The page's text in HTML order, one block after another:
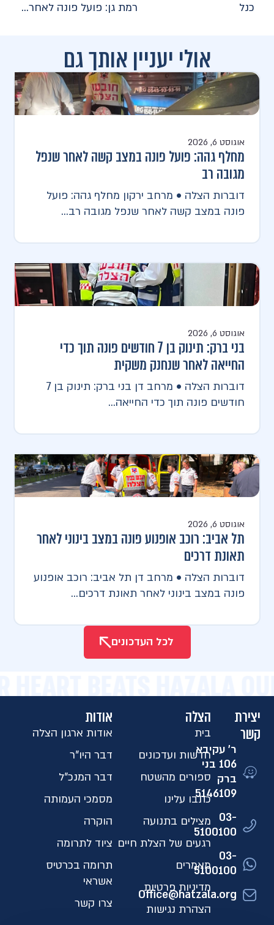
כנל
רמת גן: פועל פונה לאחר שאצבעותיו נקטעו ממסור דיסק
אולי יעניין אותך גם
אוגוסט 6, 2026
מחלף גהה: פועל פונה במצב קשה לאחר שנפל
מגובה רב
דוברות הצלה • מרחב ירקון מחלף גהה: פועל
פונה במצב קשה לאחר שנפל מגובה רב...
אוגוסט 6, 2026
בני ברק: תינוק בן 7 חודשים פונה תוך כדי
החייאה לאחר שנחנק משקית
דוברות הצלה • מרחב דן בני ברק: תינוק בן 7
חודשים פונה תוך כדי החייאה...
אוגוסט 6, 2026
תל אביב: רוכב אופנוע פונה במצב בינוני לאחר
תאונת דרכים
דוברות הצלה • מרחב דן תל אביב: רוכב אופנוע
פונה במצב בינוני לאחר תאונת דרכים...
לכל העדכונים
HEART BEATS HAZALA
יצירת
קשר
ר' עקיבא
106 בני
ברק
5146109​
03-
5100100
03-
5100100
Office@hatzala.org
הצלה
בית
חדשות ועדכונים
ספורים מהשטח
כתבו עלינו
מצילים בתנועה
רגעים של הצלת חיים
מאמרים
מדיניות פרטיות
הצהרת נגישות
אודות
אודות ארגון הצלה
דבר היו"ר
דבר המנכ"ל
מסמכי העמותה
הוקרה
ציוד לתרומה
תרומה בכרטיס
אשראי
צרו קשר